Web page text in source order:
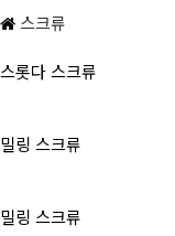
스크류
스롯다 스크류
밀링 스크류
밀링 스크류